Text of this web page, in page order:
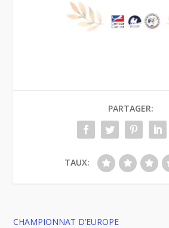
PARTAGER:
TAUX:
CHAMPIONNAT D’EUROPE